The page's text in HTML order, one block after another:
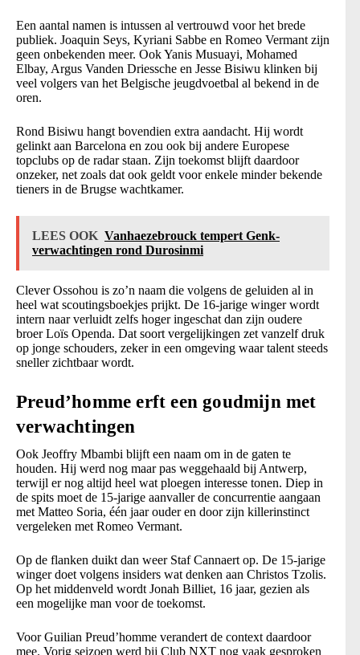
Een aantal namen is intussen al vertrouwd voor het brede
publiek. Joaquin Seys, Kyriani Sabbe en Romeo Vermant zijn
geen onbekenden meer. Ook Yanis Musuayi, Mohamed
Elbay, Argus Vanden Driessche en Jesse Bisiwu klinken bij
veel volgers van het Belgische jeugdvoetbal al bekend in de
oren.
Rond Bisiwu hangt bovendien extra aandacht. Hij wordt
gelinkt aan Barcelona en zou ook bij andere Europese
topclubs op de radar staan. Zijn toekomst blijft daardoor
onzeker, net zoals dat ook geldt voor enkele minder bekende
tieners in de Brugse wachtkamer.
LEES OOK Vanhaezebrouck tempert Genk-
verwachtingen rond Durosinmi
Clever Ossohou is zo’n naam die volgens de geluiden al in
heel wat scoutingsboekjes prijkt. De 16-jarige winger wordt
intern naar verluidt zelfs hoger ingeschat dan zijn oudere
broer Loïs Openda. Dat soort vergelijkingen zet vanzelf druk
op jonge schouders, zeker in een omgeving waar talent steeds
sneller zichtbaar wordt.
Preud’homme erft een goudmijn met
verwachtingen
Ook Jeoffry Mbambi blijft een naam om in de gaten te
houden. Hij werd nog maar pas weggehaald bij Antwerp,
terwijl er nog altijd heel wat ploegen interesse tonen. Diep in
de spits moet de 15-jarige aanvaller de concurrentie aangaan
met Matteo Soria, één jaar ouder en door zijn killerinstinct
vergeleken met Romeo Vermant.
Op de flanken duikt dan weer Staf Cannaert op. De 15-jarige
winger doet volgens insiders wat denken aan Christos Tzolis.
Op het middenveld wordt Jonah Billiet, 16 jaar, gezien als
een mogelijke man voor de toekomst.
Voor Guilian Preud’homme verandert de context daardoor
mee. Vorig seizoen werd bij Club NXT nog vaak gesproken